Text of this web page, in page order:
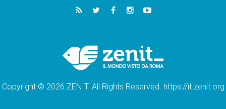
Copyright © 2026 ZENIT. All Rights Reserved. https://it.zenit.org